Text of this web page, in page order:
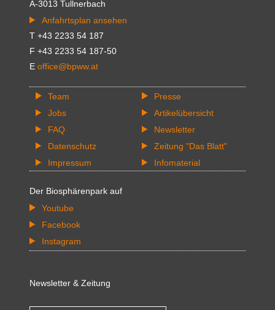
A-3013 Tullnerbach
Anfahrtsplan ansehen
T +43 2233 54 187
F +43 2233 54 187-50
E office@bpww.at
Team
Jobs
FAQ
Datenschutz
Impressum
Presse
Artikelübersicht
Newsletter
Zeitung "Das Blatt"
Infomaterial
Der Biosphärenpark auf
Youtube
Facebook
Instagram
Newsletter & Zeitung